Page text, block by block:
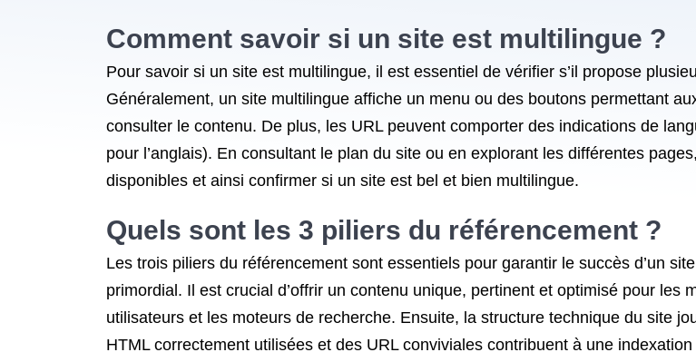
Comment savoir si un site est multilingue ?
Pour savoir si un site est multilingue, il est essentiel de vérifier s’il propose
Généralement, un site multilingue affiche un menu ou des boutons permettant
consulter le contenu. De plus, les URL peuvent comporter des indications de
pour l’anglais). En consultant le plan du site ou en explorant les différentes
disponibles et ainsi confirmer si un site est bel et bien multilingue.
Quels sont les 3 piliers du référencement ?
Les trois piliers du référencement sont essentiels pour garantir le succès d’un
primordial. Il est crucial d’offrir un contenu unique, pertinent et optimisé pour les
utilisateurs et les moteurs de recherche. Ensuite, la structure technique du site
HTML correctement utilisées et des URL conviviales contribuent à une